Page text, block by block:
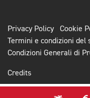
Privacy Policy Cookie
Termini e condizioni del
Condizioni Generali di
Credits